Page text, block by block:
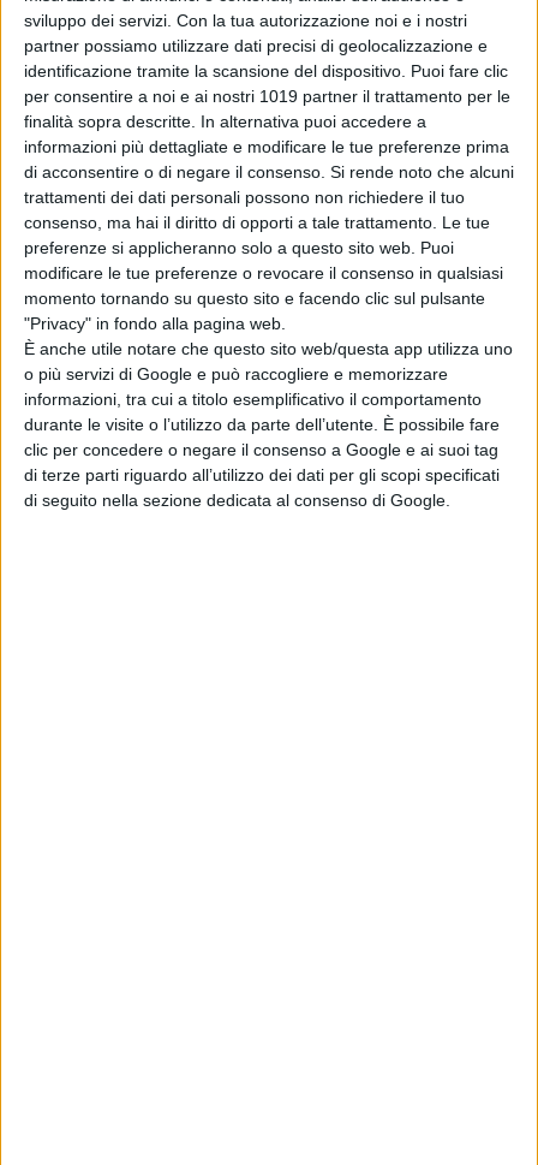
sviluppo dei servizi. Con la tua autorizzazione noi e i nostri
partner possiamo utilizzare dati precisi di geolocalizzazione e
identificazione tramite la scansione del dispositivo. Puoi fare clic
per consentire a noi e ai nostri 1019 partner il trattamento per le
finalità sopra descritte. In alternativa puoi accedere a
informazioni più dettagliate e modificare le tue preferenze prima
di acconsentire o di negare il consenso. Si rende noto che alcuni
trattamenti dei dati personali possono non richiedere il tuo
consenso, ma hai il diritto di opporti a tale trattamento. Le tue
preferenze si applicheranno solo a questo sito web. Puoi
modificare le tue preferenze o revocare il consenso in qualsiasi
momento tornando su questo sito e facendo clic sul pulsante
"Privacy" in fondo alla pagina web.
È anche utile notare che questo sito web/questa app utilizza uno
o più servizi di Google e può raccogliere e memorizzare
informazioni, tra cui a titolo esemplificativo il comportamento
durante le visite o l’utilizzo da parte dell’utente. È possibile fare
clic per concedere o negare il consenso a Google e ai suoi tag
di terze parti riguardo all’utilizzo dei dati per gli scopi specificati
di seguito nella sezione dedicata al consenso di Google.
Paramount-
Warner Bros.: il
Regno Unito dà il
via libera
all’operazione
di Emanuela Giuliani
James Gunn
smentisce i rumor:
The Batman 2 e
The Batman 3
non saranno girati
insieme
di Emanuela Giuliani
Chi siamoContatti Privacy PolicyCookie Policy
Emanuela Giuliani CFGLNMNL77T43L639 Disclaimer